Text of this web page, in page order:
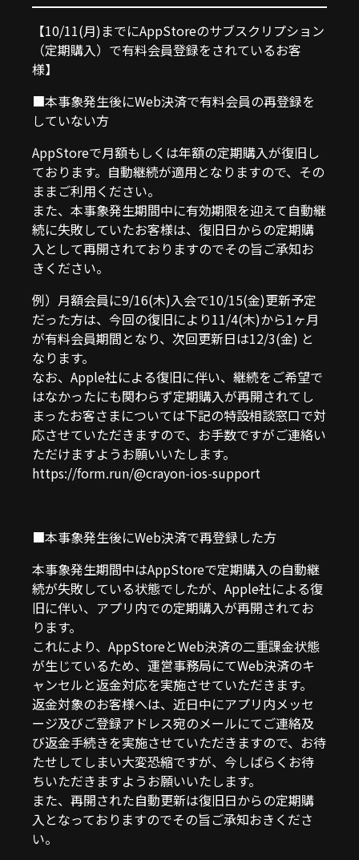
【10/11(月)までにAppStoreのサブスクリプション
（定期購入）で有料会員登録をされているお客
様】
■本事象発生後にWeb決済で有料会員の再登録を
していない方
AppStoreで月額もしくは年額の定期購入が復旧し
ております。自動継続が適用となりますので、その
ままご利用ください。
また、本事象発生期間中に有効期限を迎えて自動継
続に失敗していたお客様は、復旧日からの定期購
入として再開されておりますのでその旨ご承知お
きください。
例）月額会員に9/16(木)入会で10/15(金)更新予定
だった方は、今回の復旧により11/4(木)から1ヶ月
が有料会員期間となり、次回更新日は12/3(金) と
なります。
なお、Apple社による復旧に伴い、継続をご希望で
はなかったにも関わらず定期購入が再開されてし
まったお客さまについては下記の特設相談窓口で対
応させていただきますので、お手数ですがご連絡い
ただけますようお願いいたします。
https://form.run/@crayon-ios-support
■本事象発生後にWeb決済で再登録した方
本事象発生期間中はAppStoreで定期購入の自動継
続が失敗している状態でしたが、Apple社による復
旧に伴い、アプリ内での定期購入が再開されてお
ります。
これにより、AppStoreとWeb決済の二重課金状態
が生じているため、運営事務局にてWeb決済のキ
ャンセルと返金対応を実施させていただきます。
返金対象のお客様へは、近日中にアプリ内メッセ
ージ及びご登録アドレス宛のメールにてご連絡及
び返金手続きを実施させていただきますので、お待
たせしてしまい大変恐縮ですが、今しばらくお待
ちいただきますようお願いいたします。
また、再開された自動更新は復旧日からの定期購
入となっておりますのでその旨ご承知おきくださ
い。